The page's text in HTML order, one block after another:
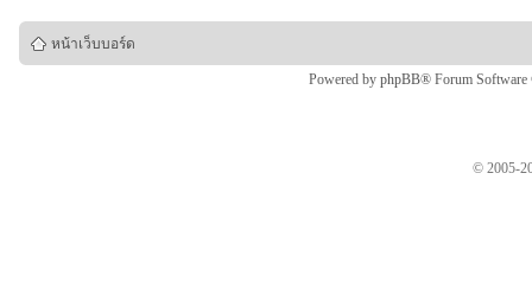
หน้าเว็บบอร์ด
Powered by phpBB® Forum
© 2005-